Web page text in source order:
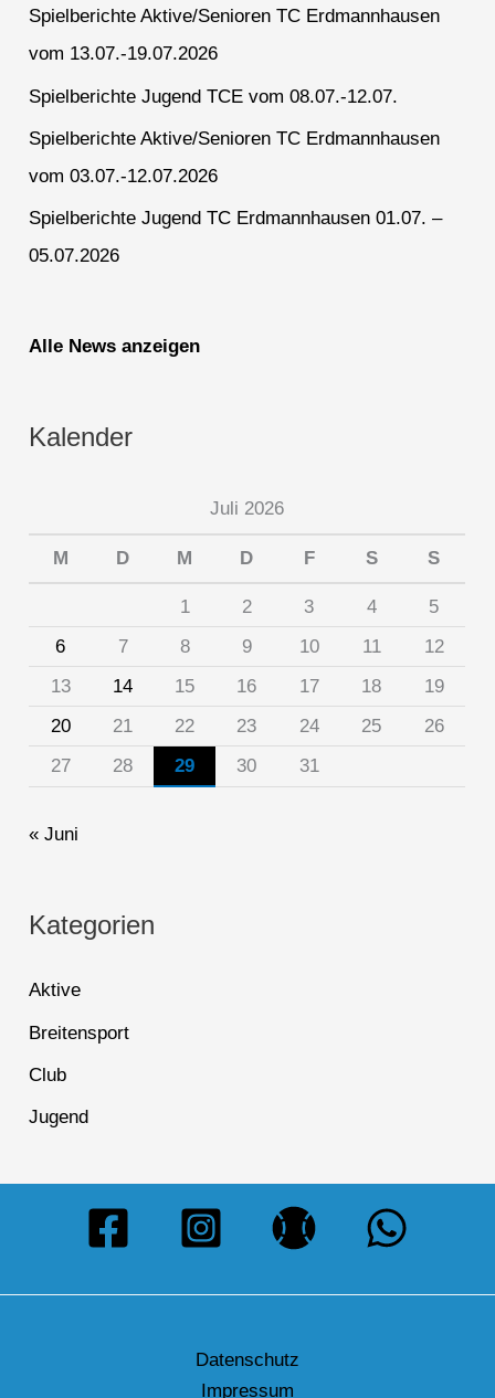
Spielberichte Aktive/Senioren TC Erdmannhausen
vom 13.07.-19.07.2026
Spielberichte Jugend TCE vom 08.07.-12.07.
Spielberichte Aktive/Senioren TC Erdmannhausen
vom 03.07.-12.07.2026
Spielberichte Jugend TC Erdmannhausen 01.07. –
05.07.2026
Alle News anzeigen
Kalender
Juli 2026
M D M D F S S
1 2 3 4
5
6
7 8 9 10 11
12
13
14 15 16 17 18
19
20
21 22 23 24 25
26
27
28 29 30 31
« Juni
Kategorien
Aktive
Breitensport
Club
Jugend
Datenschutz
Impressum